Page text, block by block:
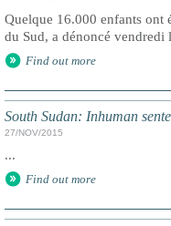
Quelque 16.000 enfants ont
du Sud, a dénoncé
Find out more
South Sudan: Inhuman
27/NOV/2015
...
Find out more